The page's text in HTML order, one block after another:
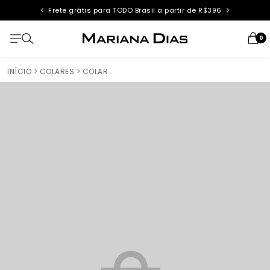
Frete grátis para TODO Brasil a partir de R$396
0
INÍCIO > COLARES > COLAR